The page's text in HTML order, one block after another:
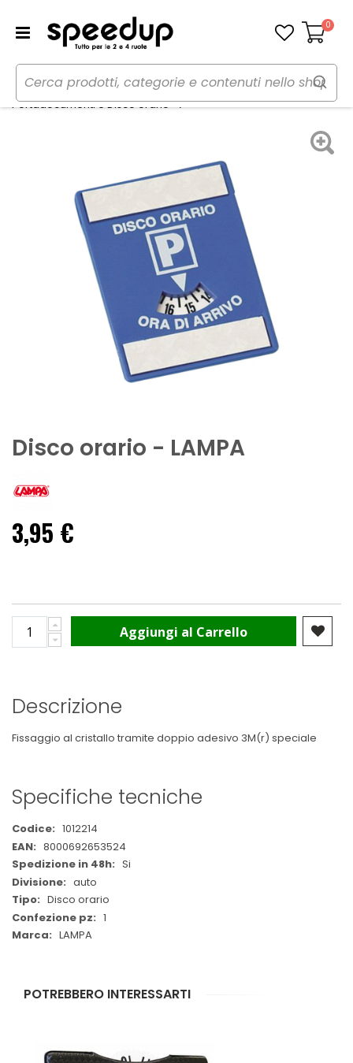
Carrello
0
Home Auto
Organizer e portaoggetti
Portadocumenti e Disco orario
Disco orario - LAMPA
Disco orario - LAMPA
3,95 €
Aggiungi al Carrello
Descrizione
Fissaggio al cristallo tramite doppio adesivo 3M(r) speciale
Specifiche tecniche
Maggiori
Informazioni
1012214
8000692653524
Si
auto
Disco orario
1
LAMPA
POTREBBERO INTERESSARTI